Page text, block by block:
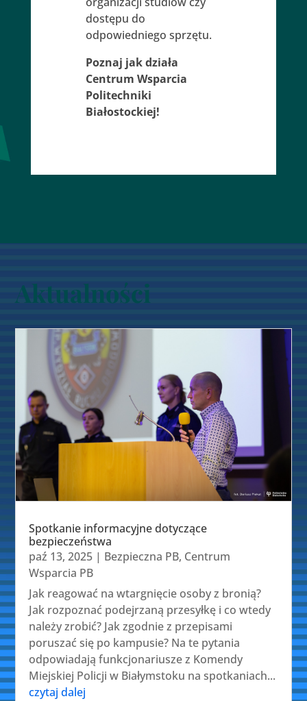
dostępu do
odpowiedniego sprzętu.
Poznaj jak działa
Centrum Wsparcia
Politechniki
Białostockiej!
Aktualności
Spotkanie informacyjne dotyczące
bezpieczeństwa
paź 13, 2025 | Bezpieczna PB, Centrum
Wsparcia PB
Jak reagować na wtargnięcie osoby z bronią?
Jak rozpoznać podejrzaną przesyłkę i co wtedy
należy zrobić? Jak zgodnie z przepisami
poruszać się po kampusie? Na te pytania
odpowiadają funkcjonariusze z Komendy
Miejskiej Policji w Białymstoku na spotkaniach...
czytaj dalej